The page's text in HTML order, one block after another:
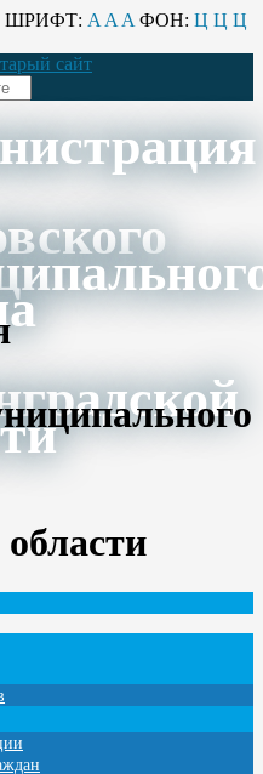
ШРИФТ: A A A ФОН: Ц Ц Ц
сайт